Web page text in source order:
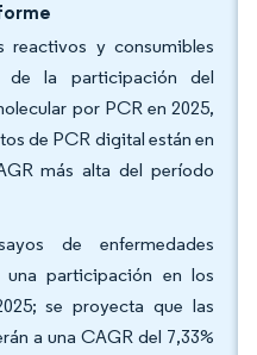
y consumibles
de la participación del
por PCR en 2025,
de PCR digital están en
más alta del período
de enfermedades
participación en los
se proyecta que las
a una CAGR del 7,33%